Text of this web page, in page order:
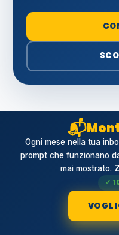
📬
Ogni mese nella tua
prompt che funzionano
mai mostrato.
✓